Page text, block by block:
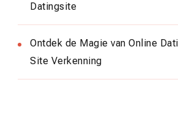
Datingsite
Ontdek de Magie van Online
Site Verkenning